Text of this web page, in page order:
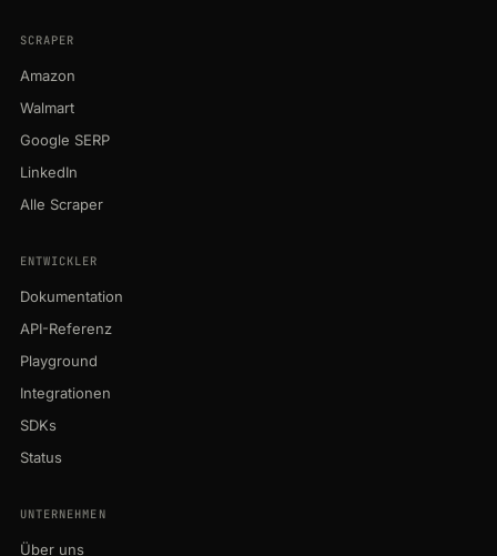
SCRAPER
Amazon
Walmart
Google SERP
LinkedIn
Alle Scraper
ENTWICKLER
Dokumentation
API-Referenz
Playground
Integrationen
SDKs
Status
UNTERNEHMEN
Über uns